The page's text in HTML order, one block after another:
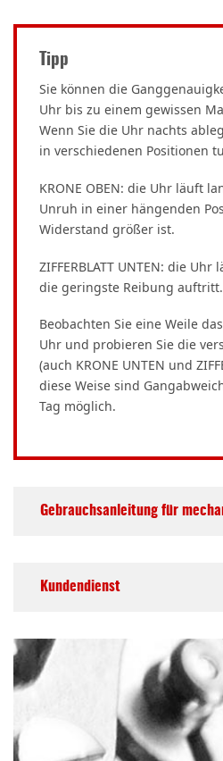
Tipp
Sie können die
Uhr bis zu einem gewissen
Wenn Sie die Uhr nachts
in verschiedenen Positionen
KRONE OBEN: die Uhr läuft
Unruh in einer hängenden
Widerstand größer ist.
ZIFFERBLATT UNTEN: die
die geringste Reibung auftritt.
Beobachten Sie eine Weile
Uhr und probieren Sie die
(auch KRONE UNTEN und
diese Weise sind
Tag möglich.
Gebrauchsanleitung für
Kundendienst